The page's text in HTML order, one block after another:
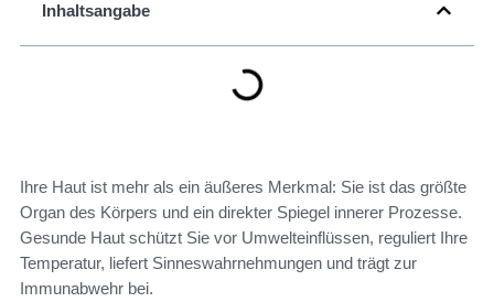
Inhaltsangabe
Ihre Haut ist mehr als ein äußeres Merkmal: Sie ist das größte
Organ des Körpers und ein direkter Spiegel innerer Prozesse.
Gesunde Haut schützt Sie vor Umwelteinflüssen, reguliert Ihre
Temperatur, liefert Sinneswahrnehmungen und trägt zur
Immunabwehr bei.